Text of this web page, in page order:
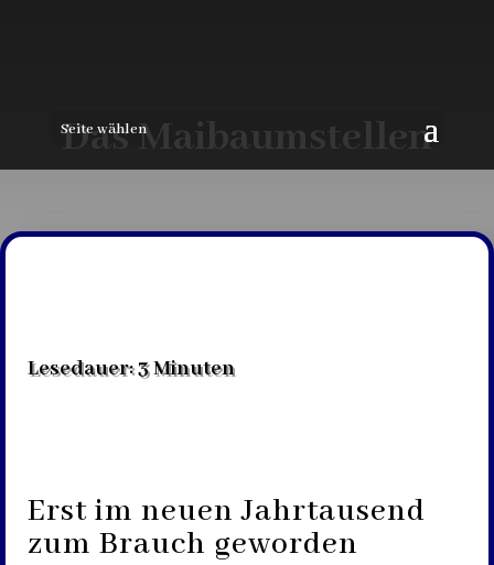
Seite wählen
Das Maibaumstellen
Lesedauer:3Minuten
Erst im neuen Jahrtausend
zum Brauch geworden